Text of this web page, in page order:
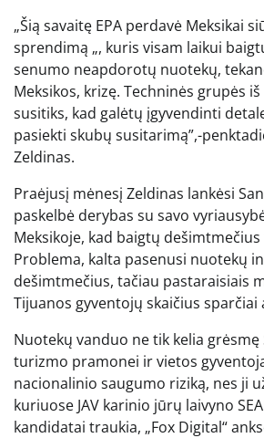
„Šią savaitę EPA perdavė Meksikai
sprendimą „, kuris visam laikui
senumo neapdorotų nuotekų,
Meksikos, krizę. Techninės grupės
susitiks, kad galėtų įgyvendinti
pasiekti skubų susitarimą”,-
Zeldinas.
Praėjusį mėnesį Zeldinas lankėsi
paskelbė derybas su savo
Meksikoje, kad baigtų
Problema, kalta pasenusi nuotekų
dešimtmečius, tačiau pastaraisiais
Tijuanos gyventojų skaičius sparčiai
Nuotekų vanduo ne tik kelia grėsmę
turizmo pramonei ir vietos
nacionalinio saugumo riziką, nes ji
kuriuose JAV karinio jūrų laivyno
kandidatai traukia, „Fox Digital“